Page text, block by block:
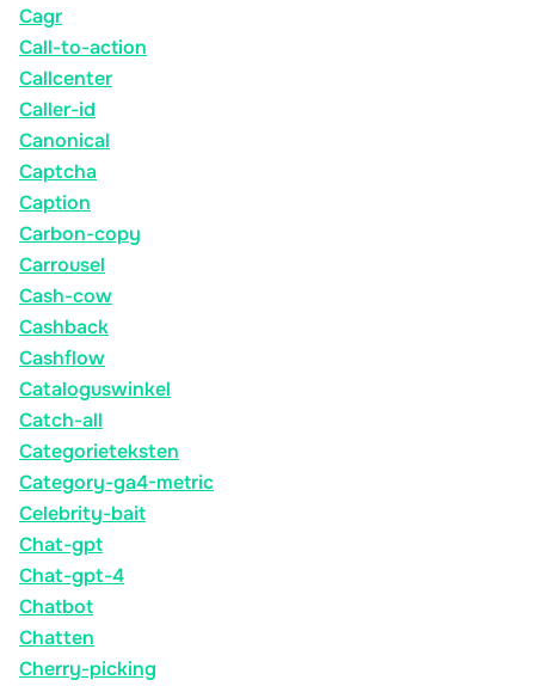
Cagr
Call-to-action
Callcenter
Caller-id
Canonical
Captcha
Caption
Carbon-copy
Carrousel
Cash-cow
Cashback
Cashflow
Cataloguswinkel
Catch-all
Categorieteksten
Category-ga4-metric
Celebrity-bait
Chat-gpt
Chat-gpt-4
Chatbot
Chatten
Cherry-picking